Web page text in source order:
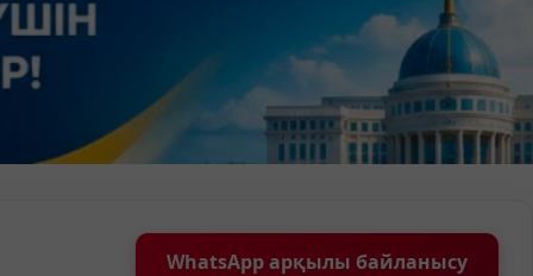
WhatsApp арқылы байланысу